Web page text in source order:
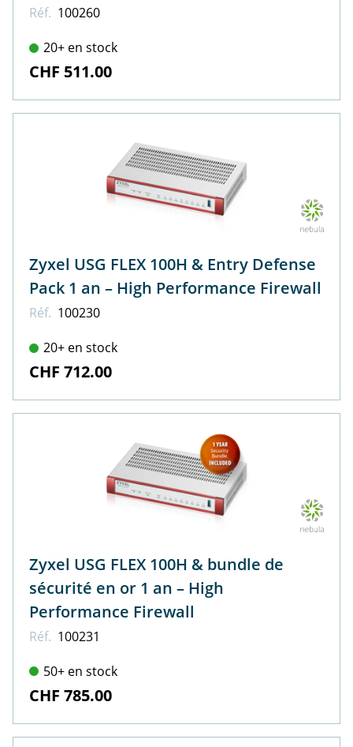
Réf. 100260
20+ en stock
CHF 511.00
Zyxel USG FLEX 100H & Entry Defense
Pack 1 an – High Performance Firewall
Réf. 100230
20+ en stock
CHF 712.00
Zyxel USG FLEX 100H & bundle de
sécurité en or 1 an – High
Performance Firewall
Réf. 100231
50+ en stock
CHF 785.00